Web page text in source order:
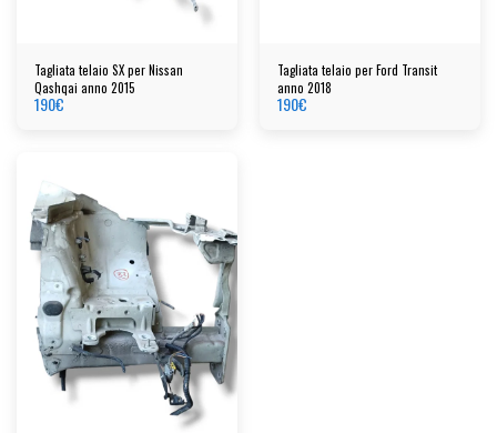
Tagliata telaio SX per Nissan
Qashqai anno 2015
190€
Tagliata telaio per Ford Transit
anno 2018
190€